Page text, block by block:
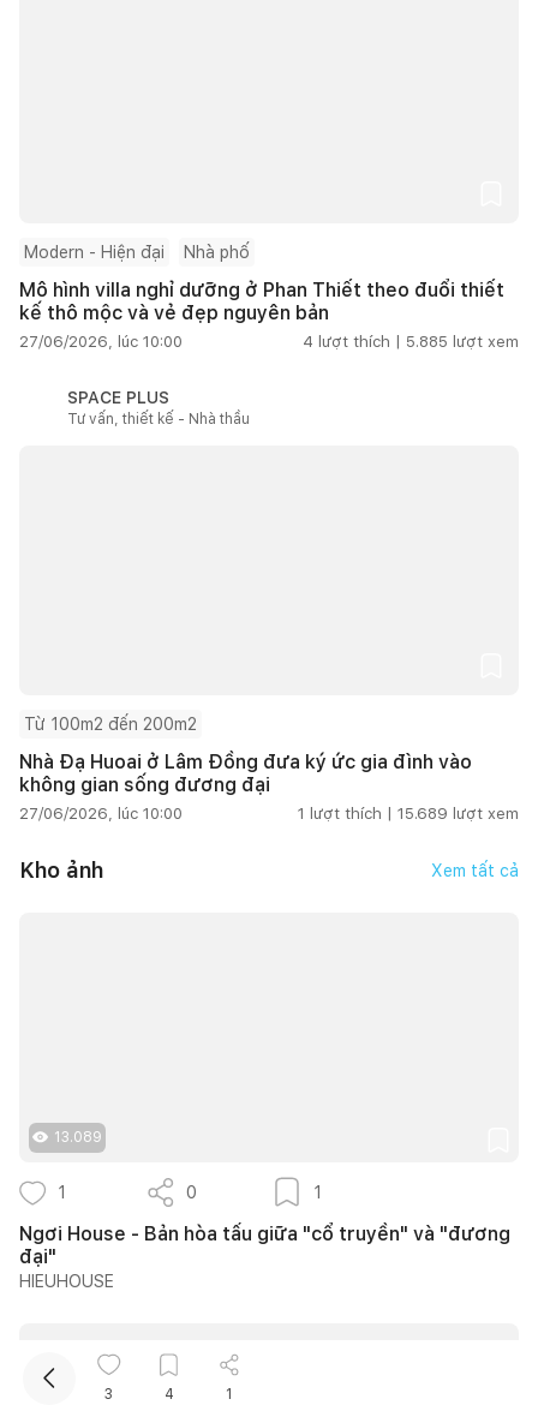
Modern - Hiện đại Nhà phố
Mô hình villa nghỉ dưỡng ở Phan Thiết theo đuổi thiết
kế thô mộc và vẻ đẹp nguyên bản
27/06/2026, lúc 10:00 4 lượt thích | 5.885 lượt xem
SPACE PLUS
Tư vấn, thiết kế - Nhà thầu
Từ 100m2 đến 200m2
Nhà Đạ Huoai ở Lâm Đồng đưa ký ức gia đình vào
không gian sống đương đại
27/06/2026, lúc 10:00 1 lượt thích | 15.689 lượt xem
Kho ảnh Xem tất cả
13.089
1 0 1
Ngơi House - Bản hòa tấu giữa "cổ truyền" và "đương
đại"
HIEUHOUSE
3 4 1
Mua sắm hoàn thiện nhà